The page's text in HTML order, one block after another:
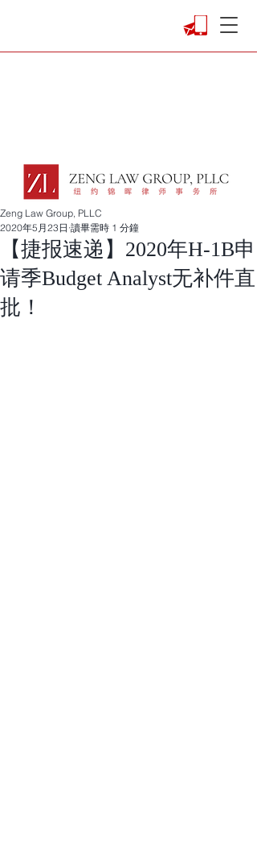
【捷报速递】2020年H-1B申
请季Budget Analyst无补件直
批！
Zeng Law Group, PLLC
2020年5月23日 讀畢需時 1 分鐘